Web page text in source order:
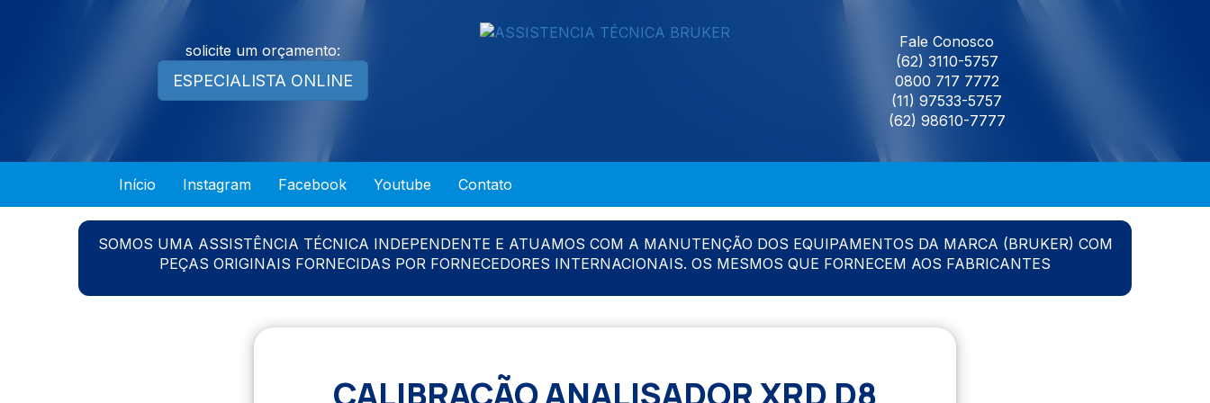
solicite um orçamento:
ESPECIALISTA ONLINE
Fale Conosco
(62) 3110-5757
0800 717 7772
(11) 97533-5757
(62) 98610-7777
Início Instagram Facebook Youtube Contato
SOMOS UMA ASSISTÊNCIA TÉCNICA INDEPENDENTE E ATUAMOS COM A MANUTENÇÃO DOS EQUIPAMENTOS DA MARCA (BRUKER) COM
PEÇAS ORIGINAIS FORNECIDAS POR FORNECEDORES INTERNACIONAIS. OS MESMOS QUE FORNECEM AOS FABRICANTES